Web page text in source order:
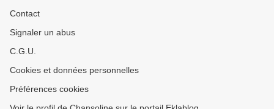
Contact
Signaler un abus
C.G.U.
Cookies et données personnelles
Préférences cookies